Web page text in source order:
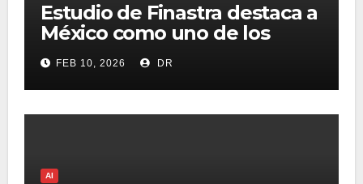
Estudio de Finastra destaca a
México como uno de los
líderes en uso de IA en el
sector financiero
FEB 10, 2026 DR
AI